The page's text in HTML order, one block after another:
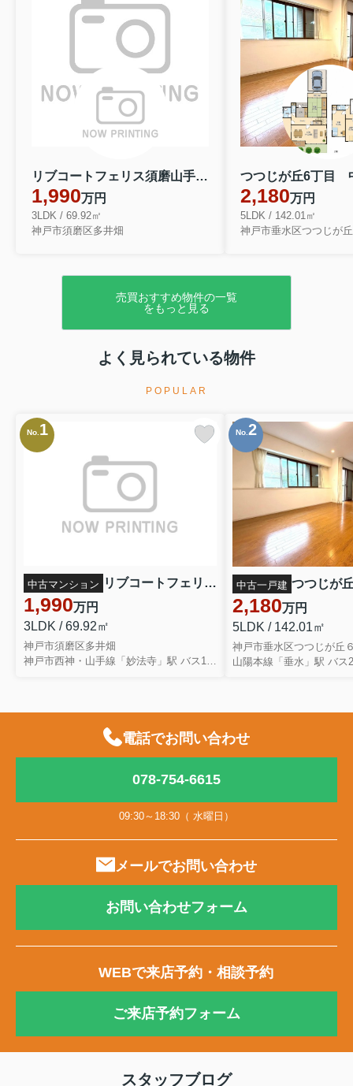
リブコートフェリス須磨山手台 1106
1,990万円
3LDK / 69.92㎡
神戸市須磨区多井畑
つつじが丘6丁目
2,180万円
5LDK / 142.01㎡
神戸市垂水区つつじが
売買おすすめ物件の一覧
をもっと見る
よく見られている物件
POPULAR
No. 1
中古マンション リブコートフェリス須磨山手台 1106
1,990万円
3LDK / 69.92㎡
神戸市須磨区多井畑
神戸市西神・山手線「妙法寺」駅 バス11分 神戸市バス「多井畑厄神」 停歩1分
No. 2
中古一戸建
2,180万円
5LDK / 142.01㎡
神戸市垂水区つつじが丘
電話でお問い合わせ
078-754-6615
09:30～18:30（ 水曜日）
メールでお問い合わせ
お問い合わせフォーム
WEBで来店予約・相談予約
ご来店予約フォーム
スタッフブログ